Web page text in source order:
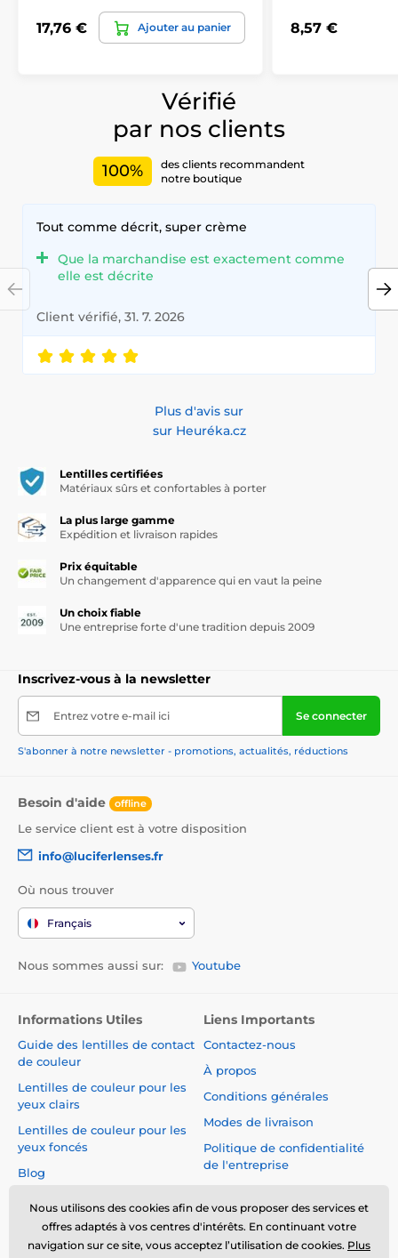
17,76 € Ajouter au panier 8,57 €
Vérifié
par nos clients
100%
des clients recommandent
notre boutique
Tout comme décrit, super crème
Que la marchandise est exactement comme
elle est décrite
Client vérifié, 31. 7. 2026
Plus d'avis sur
sur Heuréka.cz
Lentilles certifiées
Matériaux sûrs et confortables à porter
La plus large gamme
Expédition et livraison rapides
Prix équitable
Un changement d'apparence qui en vaut la peine
Un choix fiable
Une entreprise forte d'une tradition depuis 2009
Inscrivez-vous à la newsletter
Entrez votre e-mail ici Se connecter
S'abonner à notre newsletter - promotions, actualités, réductions
Besoin d'aide offline
Le service client est à votre disposition
info@luciferlenses.fr
Où nous trouver
Français
Nous sommes aussi sur: Youtube
Informations Utiles
Guide des lentilles de contact
de couleur
Lentilles de couleur pour les
yeux clairs
Lentilles de couleur pour les
yeux foncés
Blog
Liens Importants
Contactez-nous
À propos
Conditions générales
Modes de livraison
Politique de confidentialité
de l'entreprise
du Contrat
Sécurité et qualité sans
compromis
Nous utilisons des cookies afin de vous proposer des services et
offres adaptés à vos centres d'intérêts. En continuant votre
navigation sur ce site, vous acceptez l’utilisation de cookies. Plus